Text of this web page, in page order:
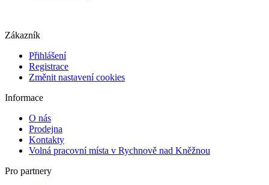
Zákazník
Přihlášení
Registrace
Změnit nastavení cookies
Informace
O nás
Prodejna
Kontakty
Volná pracovní místa v Rychnově nad Kněžnou
Pro partnery